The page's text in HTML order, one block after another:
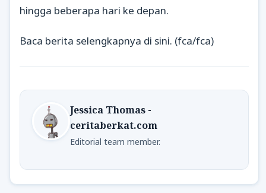
hingga beberapa hari ke depan.
Baca berita selengkapnya di sini. (fca/fca)
Jessica Thomas -
ceritaberkat.com
Editorial team member.